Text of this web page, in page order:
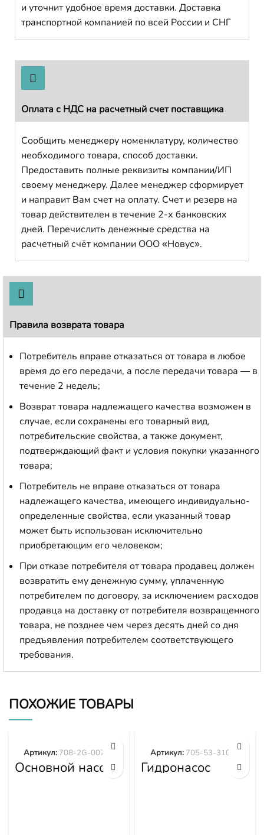
и уточнит удобное время доставки. Доставка
транспортной компанией по всей России и СНГ
Оплата с НДС на расчетный счет поставщика
Сообщить менеджеру номенклатуру, количество
необходимого товара, способ доставки.
Предоставить полные реквизиты компании/ИП
своему менеджеру. Далее менеджер сформирует
и направит Вам счет на оплату. Счет и резерв на
товар действителен в течение 2-х банковских
дней. Перечислить денежные средства на
расчетный счёт компании ООО «Новус».
Правила возврата товара
Потребитель вправе отказаться от товара в любое
время до его передачи, а после передачи товара — в
течение 2 недель;
Возврат товара надлежащего качества возможен в
случае, если сохранены его товарный вид,
потребительские свойства, а также документ,
подтверждающий факт и условия покупки указанного
товара;
Потребитель не вправе отказаться от товара
надлежащего качества, имеющего индивидуально-
определенные свойства, если указанный товар
может быть использован исключительно
приобретающим его человеком;
При отказе потребителя от товара продавец должен
возвратить ему денежную сумму, уплаченную
потребителем по договору, за исключением расходов
продавца на доставку от потребителя возвращенного
товара, не позднее чем через десять дней со дня
предъявления потребителем соответствующего
требования.
ПОХОЖИЕ ТОВАРЫ
Основной насос
гидравлики
Артикул: 708-2G-00700
Гидронасос
Komatsu WA600-
Артикул: 705-53-31020